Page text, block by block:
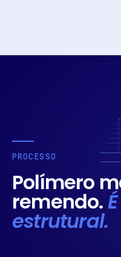
PROCESSO
Polímero
remendo.
estrutural.